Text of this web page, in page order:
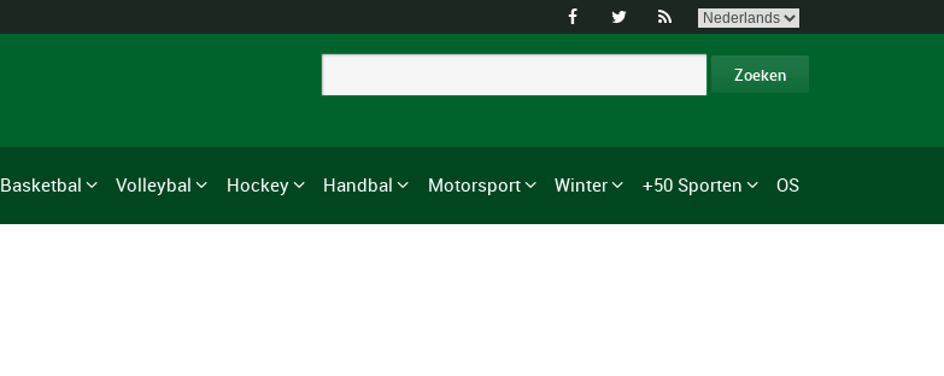
  
Basketbal Volleybal Hockey Handbal Motorsport Winter +50 Sporten OS